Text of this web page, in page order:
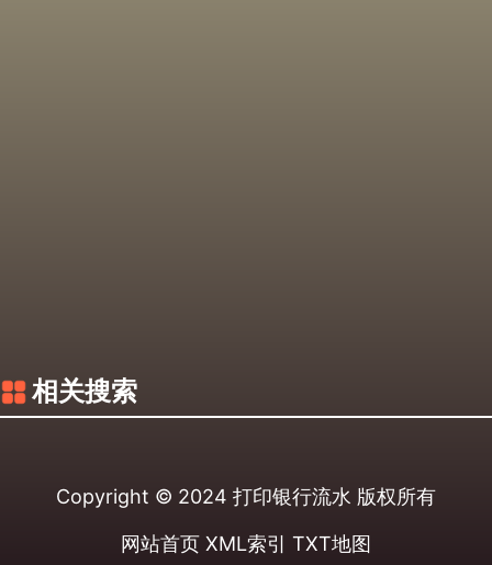
相关搜索
Copyright © 2024 打印银行流水 版权所有
网站首页 XML索引 TXT地图